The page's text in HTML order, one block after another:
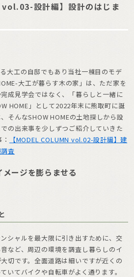
vol.03-設計編】設計のはじま
大工の自邸でもあり当社一棟目のモデ
大工が暮らす木の家」は、ただ家を
成見学会ではなく、「暮らしと一緒に
HOME」として2022年末に熊取町に誕
そんなSHOW HOMEの土地探しから設
の出来事を少しずつご紹介していきた
【MODEL COLUMN vol.02-設計編】建
査
ージを膨らませる
シャルを最大限に引き出すために、交
など、周辺の環境を調査し暮らしのイ
切です。全面道路は細いですが近くの
いてバイクや自転車がよく通ります。